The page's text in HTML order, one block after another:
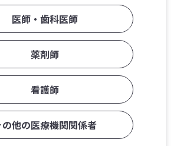
医師・歯科医師
薬剤師
看護師
の他の医療機関関係者